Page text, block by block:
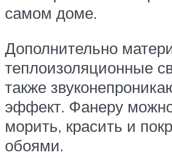
самом доме.
Дополнительно
теплоизоляционные
также
эффект. Фанеру
морить, красить и
обоями.